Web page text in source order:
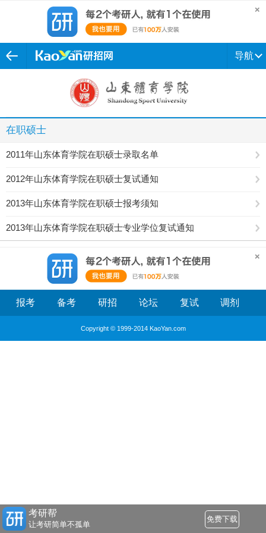
导航
在职硕士
2011年山东体育学院在职硕士录取名单
2012年山东体育学院在职硕士复试通知
2013年山东体育学院在职硕士报考须知
2013年山东体育学院在职硕士专业学位复试通知
报考 备考 研招 论坛 复试 调剂
Copyright © 1999-2014 KaoYan.com
考研帮
让考研简单不孤单
免费下载